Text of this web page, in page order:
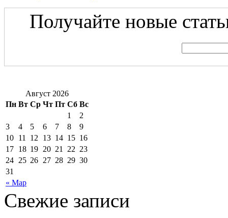
Получайте новые
Август 2026
Пн Вт Ср Чт Пт Сб Вс
« Мар
1
2
3
4 5 6 7 8
9
10 11 12 13 14 15 16
17 18 19 20 21 22 23
24 25 26 27 28 29 30
31
Свежие записи